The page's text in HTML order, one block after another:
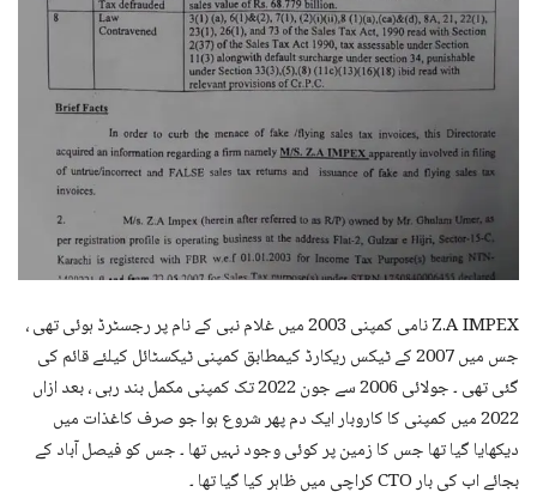
Z.A IMPEX نامی کمپنی 2003 میں غلام نبی کے نام پر رجسٹرڈ ہوئی تھی ،
جس میں 2007 کے ٹیکس ریکارڈ کیمطابق کمپنی ٹیکسٹائل کیلئے قائم کی
گئی تھی ۔ جولائی 2006 سے جون 2022 تک کمپنی مکمل بند رہی ، بعد ازاں
2022 میں کمپنی کا کاروبار ایک دم پھر شروع ہوا جو صرف کاغذات میں
دیکھایا گیا تھا جس کا زمین پر کوئی وجود نہیں تھا ۔ جس کو فیصل آباد کے
بجائے اب کی بار CTO کراچی میں ظاہر کیا گیا تھا ۔